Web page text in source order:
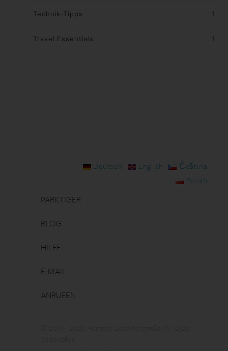
Technik-Tipps 1
Travel Essentials 1
Deutsch English
Čeština
Polish
PARKTIGER
BLOG
HILFE
E-MAIL
ANRUFEN